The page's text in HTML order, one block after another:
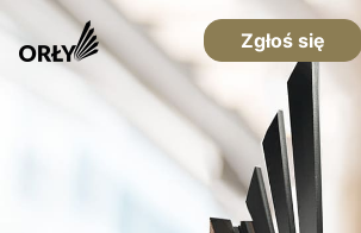
Zgłoś się